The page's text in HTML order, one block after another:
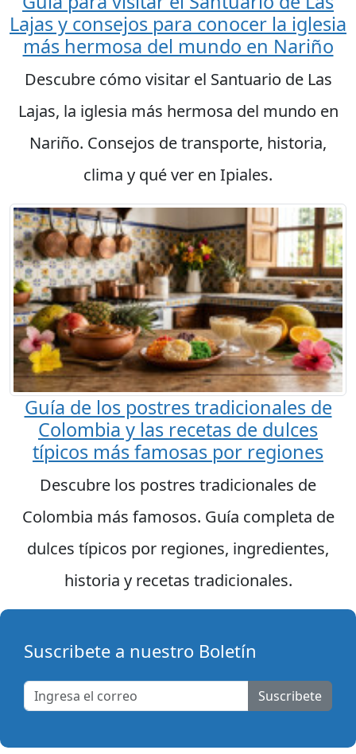
Lajas y consejos para conocer la iglesia
más hermosa del mundo en Nariño
Descubre cómo visitar el Santuario de Las
Lajas, la iglesia más hermosa del mundo en
Nariño. Consejos de transporte, historia,
clima y qué ver en Ipiales.
Guía de los postres tradicionales de
Colombia y las recetas de dulces
típicos más famosas por regiones
Descubre los postres tradicionales de
Colombia más famosos. Guía completa de
dulces típicos por regiones, ingredientes,
historia y recetas tradicionales.
Suscribete a nuestro Boletín
Suscribete